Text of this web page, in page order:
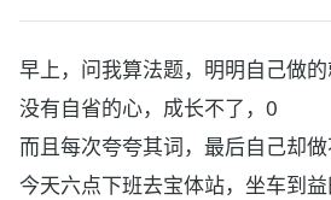
早上，问我算法题，明明自己做的
没有自省的心，成长不了，0
而且每次夸夸其词，最后自己却
今天六点下班去宝体站，坐车到